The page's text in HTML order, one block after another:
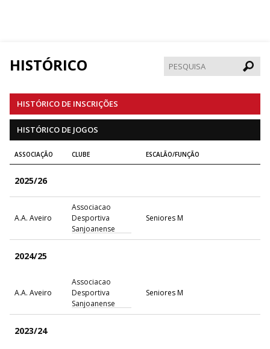
HISTÓRICO
HISTÓRICO DE INSCRIÇÕES
HISTÓRICO DE JOGOS
ASSOCIAÇÃO CLUBE ESCALÃO/FUNÇÃO
2025/26
A.A. Aveiro
Associacao
Desportiva
Sanjoanense
Seniores M
2024/25
A.A. Aveiro
Associacao
Desportiva
Sanjoanense
Seniores M
2023/24